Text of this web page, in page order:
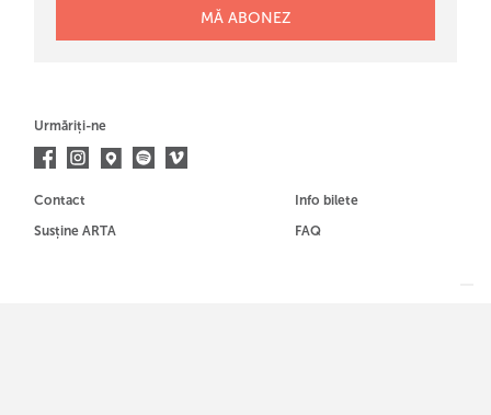
Urmăriți-ne
Contact
Susține ARTA
Info bilete
FAQ